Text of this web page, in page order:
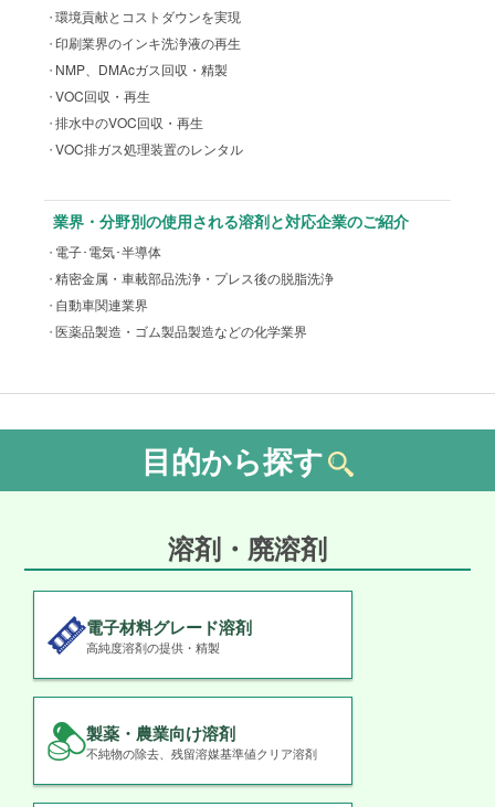
環境貢献とコストダウンを実現
印刷業界のインキ洗浄液の再生
NMP、DMAcガス回収・精製
VOC回収・再生
排水中のVOC回収・再生
VOC排ガス処理装置のレンタル
業界・分野別の使用される溶剤と対応企業のご紹介
電子･電気･半導体
精密金属・車載部品洗浄・プレス後の脱脂洗浄
自動車関連業界
医薬品製造・ゴム製品製造などの化学業界
目的から探す
溶剤・廃溶剤
電子材料グレード溶剤
高純度溶剤の提供・精製
製薬・農業向け溶剤
不純物の除去、残留溶媒基準値クリア溶剤